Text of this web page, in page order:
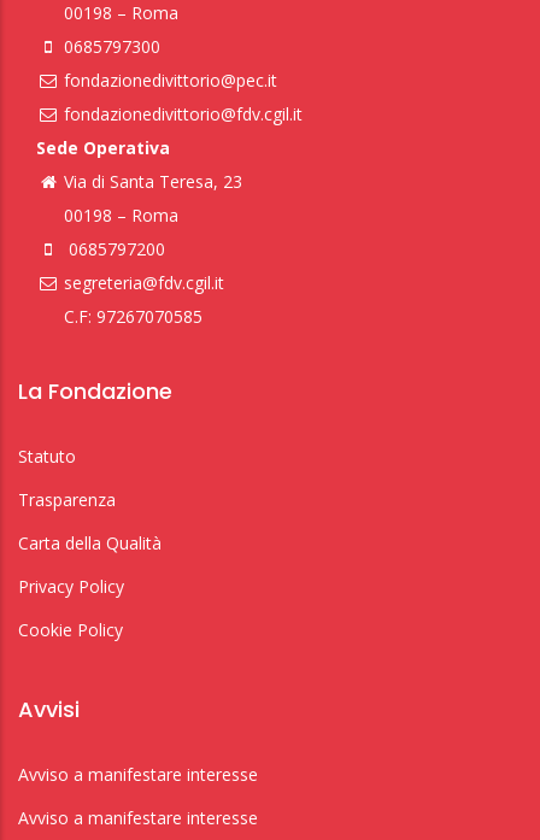
00198 – Roma
0685797300
fondazionedivittorio@pec.it
fondazionedivittorio@fdv.cgil.it
Sede Operativa
Via di Santa Teresa, 23
00198 – Roma
0685797200
segreteria@fdv.cgil.it
C.F: 97267070585
La Fondazione
Statuto
Trasparenza
Carta della Qualità
Privacy Policy
Cookie Policy
Avvisi
Avviso a manifestare interesse
Avviso a manifestare interesse